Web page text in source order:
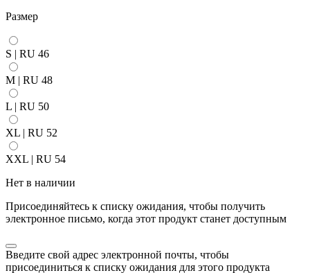
Размер
S | RU 46
M | RU 48
L | RU 50
XL | RU 52
XXL | RU 54
Нет в наличии
Присоединяйтесь к списку ожидания, чтобы получить
электронное письмо, когда этот продукт станет доступным
Закрыть
уведомление
Введите свой адрес электронной почты, чтобы
присоединиться к списку ожидания для этого продукта